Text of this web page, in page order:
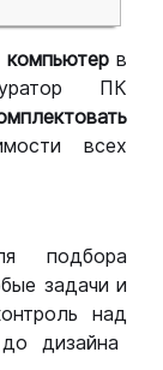
компьютер в
ПК
всех
подбора
задачи и
над
дизайна